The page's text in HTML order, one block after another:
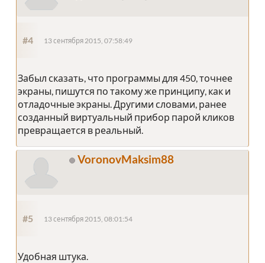
#4 13 сентября 2015, 07:58:49
Забыл сказать, что программы для 450, точнее
экраны, пишутся по такому же принципу, как и
отладочные экраны. Другими словами, ранее
созданный виртуальный прибор парой кликов
превращается в реальный.
VoronovMaksim88
#5 13 сентября 2015, 08:01:54
Удобная штука.